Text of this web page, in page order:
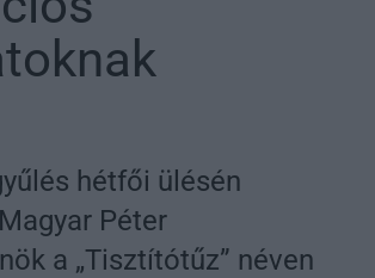
hétfői ülésén
Péter
a „Tisztítótűz” néven